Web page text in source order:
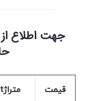
جهت اطلاع
قیمت متراژnet